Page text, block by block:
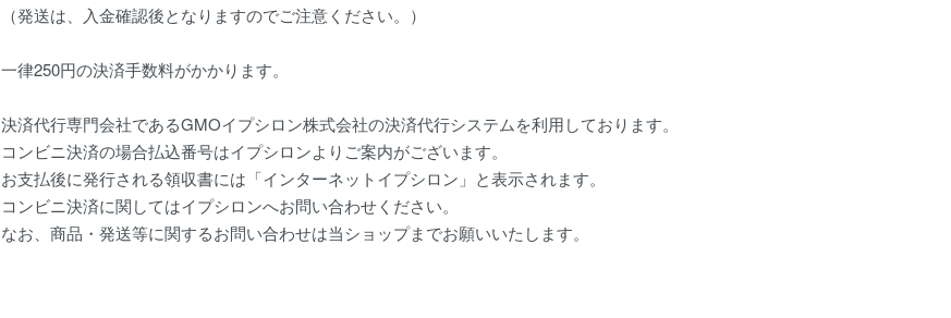
（発送は、入金確認後となりますのでご注意ください。）
一律250円の決済手数料がかかります。
決済代行専門会社であるGMOイプシロン株式会社の決済代行システムを利用しております。
コンビニ決済の場合払込番号はイプシロンよりご案内がございます。
お支払後に発行される領収書には「インターネットイプシロン」と表示されます。
コンビニ決済に関してはイプシロンへお問い合わせください。
なお、商品・発送等に関するお問い合わせは当ショップまでお願いいたします。